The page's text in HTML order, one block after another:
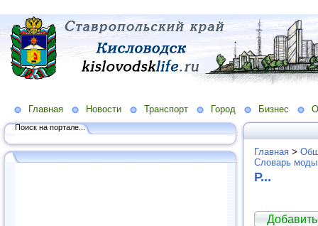
Главная Новости Транспорт Город Бизнес
Поиск на портале...
Главная >
Словарь
Р...